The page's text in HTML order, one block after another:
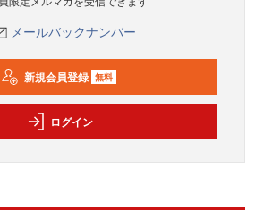
メールバックナンバー
新規会員登録 無料
ログイン